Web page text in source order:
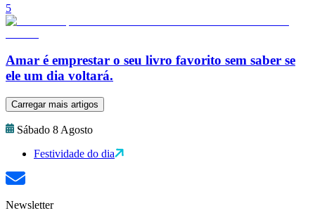
5
Amar é emprestar o seu livro favorito sem saber se
ele um dia voltará.
Carregar mais artigos
Sábado 8 Agosto
Festividade do dia
Newsletter